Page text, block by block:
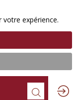
votre expérience.